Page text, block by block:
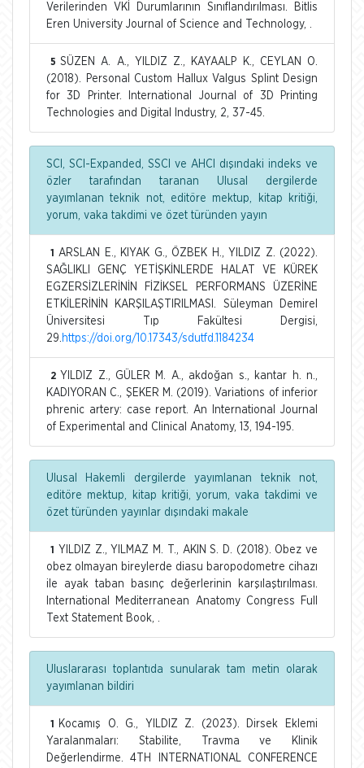
Verilerinden VKİ Durumlarının Sınıflandırılması. Bitlis
Eren University Journal of Science and Technology, .
5 SÜZEN A. A., YILDIZ Z., KAYAALP K., CEYLAN O.
(2018). Personal Custom Hallux Valgus Splint Design
for 3D Printer. International Journal of 3D Printing
Technologies and Digital Industry, 2, 37-45.
SCI, SCI-Expanded, SSCI ve AHCI dışındaki indeks ve
özler tarafından taranan Ulusal dergilerde
yayımlanan teknik not, editöre mektup, kitap kritiği,
yorum, vaka takdimi ve özet türünden yayın
1
ARSLAN E., KIYAK G., ÖZBEK H., YILDIZ Z. (2022).
SAĞLIKLI GENÇ YETİŞKİNLERDE HALAT VE KÜREK
EGZERSİZLERİNİN FİZİKSEL PERFORMANS ÜZERİNE
ETKİLERİNİN KARŞILAŞTIRILMASI. Süleyman Demirel
Üniversitesi Tıp Fakültesi Dergisi,
29. https://doi.org/10.17343/sdutfd.1184234
2 YILDIZ Z., GÜLER M. A., akdoğan s., kantar h. n.,
KADIYORAN C., ŞEKER M. (2019). Variations of inferior
phrenic artery: case report. An International Journal
of Experimental and Clinical Anatomy, 13, 194-195.
Ulusal Hakemli dergilerde yayımlanan teknik not,
editöre mektup, kitap kritiği, yorum, vaka takdimi ve
özet türünden yayınlar dışındaki makale
1
YILDIZ Z., YILMAZ M. T., AKIN S. D. (2018). Obez ve
obez olmayan bireylerde diasu baropodometre cihazı
ile ayak taban basınç değerlerinin karşılaştırılması.
International Mediterranean Anatomy Congress Full
Text Statement Book, .
Uluslararası toplantıda sunularak tam metin olarak
yayımlanan bildiri
1
Kocamış O. G., YILDIZ Z. (2023). Dirsek Eklemi
Yaralanmaları: Stabilite, Travma ve Klinik
Değerlendirme. 4TH INTERNATIONAL CONFERENCE